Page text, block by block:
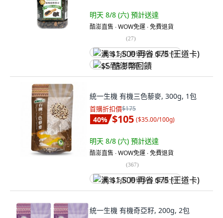
明天 8/8 (六) 預計送達
酷澎直售 ∙ WOW免運 ∙ 免費退貨
(27)
满 $1,500 再省 $75 (王道卡)
$5 酷澎幣回饋
統一生機 有機三色藜麥, 300g, 1包
首購折扣價$175
40% $105 ($35.00/100g)
明天 8/8 (六) 預計送達
酷澎直售 ∙ WOW免運 ∙ 免費退貨
(367)
满 $1,500 再省 $75 (王道卡)
統一生機 有機奇亞籽, 200g, 2包